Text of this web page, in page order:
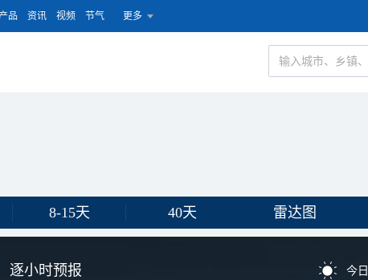
品 资讯 视频 节气 更多
8-15天 40天 雷达图
逐小时预报 今